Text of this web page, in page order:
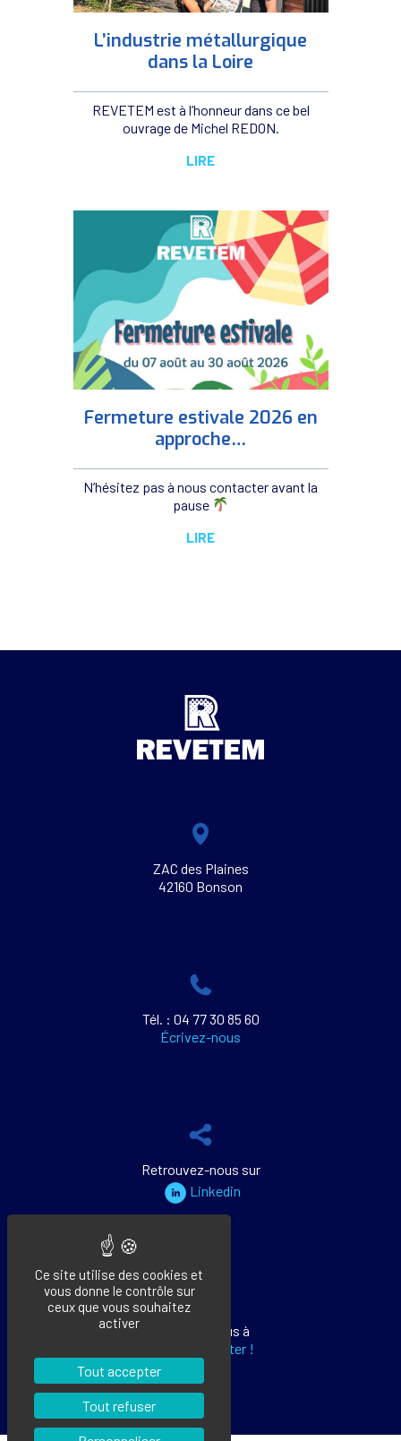
L’industrie métallurgique
dans la Loire
REVETEM est à l’honneur dans ce bel
ouvrage de Michel REDON.
LIRE
Fermeture estivale 2026 en
approche…
N’hésitez pas à nous contacter avant la
pause
LIRE
ZAC des Plaines
42160 Bonson
Tél. : 04 77 30 85 60
Écrivez-nous
Retrouvez-nous sur
Linkedin
Abonnez-vous à
notre newsletter !
Ce site utilise des cookies et
vous donne le contrôle sur
ceux que vous souhaitez
activer
Tout accepter
Tout refuser